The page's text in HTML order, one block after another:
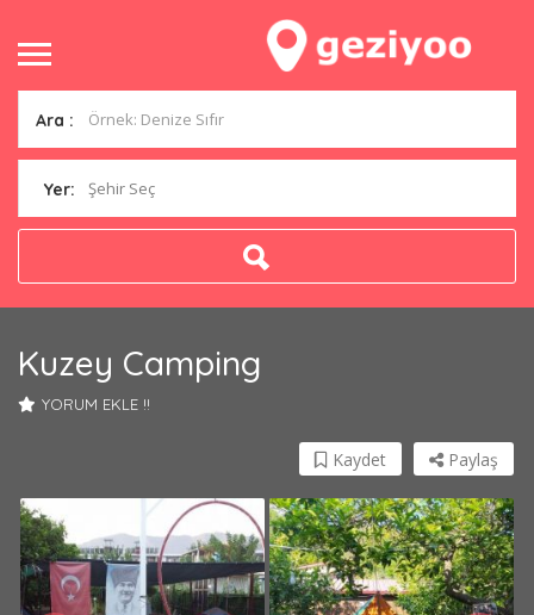
Ara :
Yer: Şehir Seç
Kuzey Camping
YORUM EKLE !!
Paylaş
Kaydet